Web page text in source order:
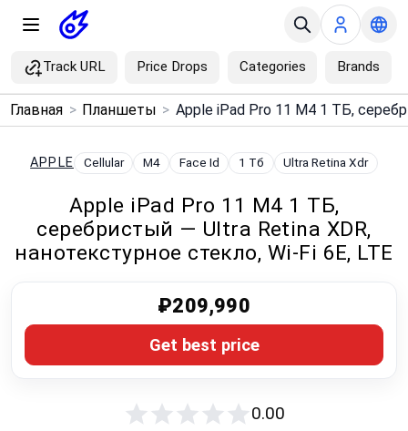
Track URL Price Drops Categories Brands
Menu ×
Search
Categories
Brands
Global Price Tracker
Главная > Планшеты >
APPLE Cellular M4 Face Id 1 Тб Ultra Retina Xdr
Apple iPad Pro 11 M4 1 ТБ,
серебристый — Ultra Retina XDR,
нанотекстурное стекло, Wi‑Fi 6E, LTE
0.00
₽209,990
Get best price